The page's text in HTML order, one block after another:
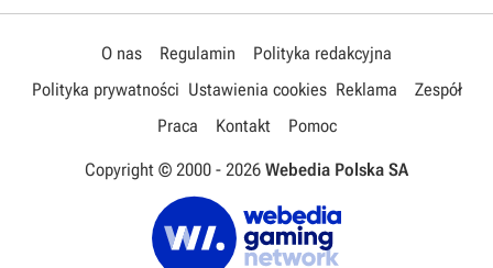
O nas Regulamin
Polityka redakcyjna
Polityka prywatności Ustawienia cookies Reklama
Zespół
Praca
Kontakt Pomoc
Copyright © 2000 - 2026 Webedia Polska SA